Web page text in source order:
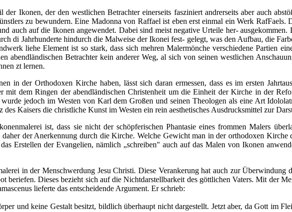
Ikonen, der den westlichen Betrachter einerseits fasziniert andrerseits aber auch
zu bewundern. Eine Madonna von Raffael ist eben erst einmal ein Werk
auch auf die Ikonen angewendet. Dabei sind meist negative Urteile her-
di Jahrhunderte hindurch die Malweise der Ikonei fest- gelegt, was den Aufbau, die
liehe Element ist so stark, dass sich mehren Malermönche verschiedene Partien
abendländischen Betrachter kein anderer Weg, al sich von seinen westlichen
zt lernen.
in der Orthodoxen Kirche haben, lässt sich daran ermessen, dass es im ersten
mit dem Ringen der abendländischen Chri­stenheit um die Einheit der Kirche in der
jedoch im Westen von Karl dem Großen und seinen Theologen als eine Art
Kaisers die christliche Kunst im Westen ein rein aesthetisches Ausdrucks­mittel zur
ist, dass sie nicht der schöpferischen Phantasie eines frommen Malers
der Anerkennung durch die Kirche. Welche Gewicht man in der orthodoxen
Erstellen der Evangelien, nämlich „schreiben" auch auf das Malen von Ikonen
in der Menschwerdung Jesu Christi. Diese Veran­kerung hat auch zur Überwindung
beriefen. Dieses bezieht sich auf die Nichtdarstellbarkeit des göttlichen Vaters. Mit der
lieferte das entscheidende Argument. Er schrieb:
und keine Gestalt besitzt, bildlich überhaupt nicht dargestellt. Jetzt aber, da Gott im